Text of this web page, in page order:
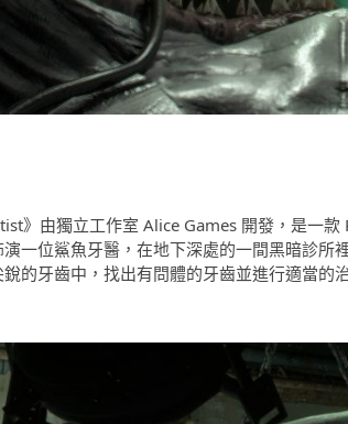
》由獨立工作室 Alice Games 開發，是一
一位鯊魚牙醫，在地下深處的一間黑暗診
的牙齒中，找出有問體的牙齒並進行適當的